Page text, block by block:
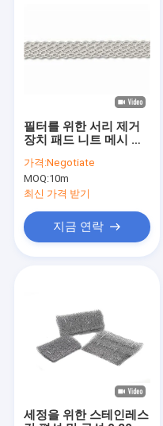
필터를 위한 서리 제거
장치 패드 니트 메시 구
SS304
가격:Negotiate
MOQ:10m
최신 가격 받기
지금 연락
세정을 위한 스테인레스